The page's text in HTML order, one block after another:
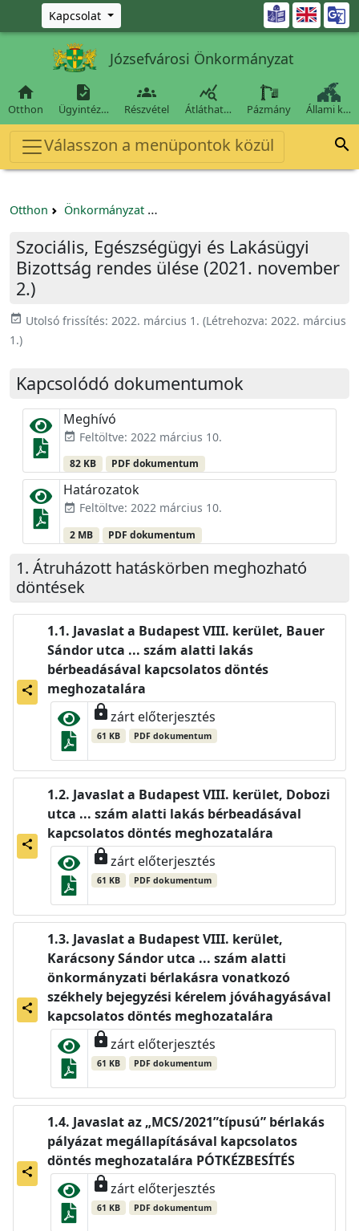
Ugrás a fő tartalomra
Kapcsolat 
Józsefvárosi Önkormányzat

Otthon

Ügyintéz…

Részvétel

Átláthat… Pázmány Állami k…
Válasszon a menüpontok közül 
Otthon Önkormányzat
Szociális, Egészségügyi és Lakásügyi
Bizottság rendes ülése (2021. november
2.)
event_available Utolsó frissítés: 2022. március 1. (Létrehozva: 2022. március
1.)
Kapcsolódó dokumentumok
Meghívó
event_available Feltöltve: 2022 március 10.
82 KB PDF dokumentum
Határozatok
event_available Feltöltve: 2022 március 10.
2 MB PDF dokumentum
Átruházott hatáskörben meghozható
döntések
share
Javaslat a Budapest VIII. kerület, Bauer
Sándor utca ... szám alatti lakás
bérbeadásával kapcsolatos döntés
meghozatalára
lockzárt előterjesztés
61 KB PDF dokumentum
share
Javaslat a Budapest VIII. kerület, Dobozi
utca ... szám alatti lakás bérbeadásával
kapcsolatos döntés meghozatalára
lockzárt előterjesztés
61 KB PDF dokumentum
share
Javaslat a Budapest VIII. kerület,
Karácsony Sándor utca ... szám alatti
önkormányzati bérlakásra vonatkozó
székhely bejegyzési kérelem jóváhagyásával
kapcsolatos döntés meghozatalára
lockzárt előterjesztés
61 KB PDF dokumentum
share
Javaslat az „MCS/2021”típusú” bérlakás
pályázat megállapításával kapcsolatos
döntés meghozatalára PÓTKÉZBESÍTÉS
lockzárt előterjesztés
61 KB PDF dokumentum